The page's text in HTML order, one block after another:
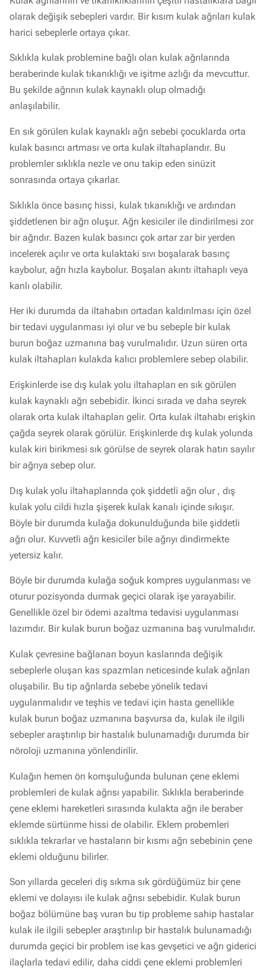
olarak değişik sebepleri vardır. Bir kısım kulak ağrıları kulak
harici sebeplerle ortaya çıkar.
Sıklıkla kulak problemine bağlı olan kulak ağrılarında
beraberinde kulak tıkanıklığı ve işitme azlığı da mevcuttur.
Bu şekilde ağrının kulak kaynaklı olup olmadığı
anlaşılabilir.
En sık görülen kulak kaynaklı ağrı sebebi çocuklarda orta
kulak basıncı artması ve orta kulak iltahaplarıdır. Bu
problemler sıklıkla nezle ve onu takip eden sinüzit
sonrasında ortaya çıkarlar.
Sıklıkla önce basınç hissi, kulak tıkanıklığı ve ardından
şiddetlenen bir ağrı oluşur. Ağrı kesiciler ile dindirilmesi zor
bir ağrıdır. Bazen kulak basıncı çok artar zar bir yerden
incelerek açılır ve orta kulaktaki sıvı boşalarak basınç
kaybolur, ağrı hızla kaybolur. Boşalan akıntı iltahaplı veya
kanlı olabilir.
Her iki durumda da iltahabın ortadan kaldırılması için özel
bir tedavi uygulanması iyi olur ve bu sebeple bir kulak
burun boğaz uzmanına baş vurulmalıdır. Uzun süren orta
kulak iltahapları kulakda kalıcı problemlere sebep olabilir.
Erişkinlerde ise dış kulak yolu iltahapları en sık görülen
kulak kaynaklı ağrı sebebidir. İkinci sırada ve daha seyrek
olarak orta kulak iltahapları gelir. Orta kulak iltahabı erişkin
çağda seyrek olarak görülür. Erişkinlerde dış kulak yolunda
kulak kiri birikmesi sık görülse de seyrek olarak hatırı sayılır
bir ağrıya sebep olur.
Dış kulak yolu iltahaplarında çok şiddetli ağrı olur , dış
kulak yolu cildi hızla şişerek kulak kanalı içinde sıkışır.
Böyle bir durumda kulağa dokunulduğunda bile şiddetli
ağrı olur. Kuvvetli ağrı kesiciler bile ağrıyı dindirmekte
yetersiz kalır.
Böyle bir durumda kulağa soğuk kompres uygulanması ve
oturur pozisyonda durmak geçici olarak işe yarayabilir.
Genellikle özel bir ödemi azaltma tedavisi uygulanması
lazımdır. Bir kulak burun boğaz uzmanına baş vurulmalıdır.
Kulak çevresine bağlanan boyun kaslarında değişik
sebeplerle oluşan kas spazmları neticesinde kulak ağrıları
oluşabilir. Bu tip ağrılarda sebebe yönelik tedavi
uygulanmalıdır ve teşhis ve tedavi için hasta genellikle
kulak burun boğaz uzmanına başvursa da, kulak ile ilgili
sebepler araştırılıp bir hastalık bulunamadığı durumda bir
nöroloji uzmanına yönlendirilir.
Kulağın hemen ön komşuluğunda bulunan çene eklemi
problemleri de kulak ağrısı yapabilir. Sıklıkla beraberinde
çene eklemi hareketleri sırasında kulakta ağrı ile beraber
eklemde sürtünme hissi de olabilir. Eklem probemleri
sıklıkla tekrarlar ve hastaların bir kısmı ağrı sebebinin çene
eklemi olduğunu bilirler.
Son yıllarda geceleri diş sıkma sık gördüğümüz bir çene
eklemi ve dolayısı ile kulak ağrısı sebebidir. Kulak burun
boğaz bölümüne baş vuran bu tip probleme sahip hastalar
kulak ile ilgili sebepler araştırılıp bir hastalık bulunamadığı
durumda geçici bir problem ise kas gevşetici ve ağrı giderici
ilaçlarla tedavi edilir, daha ciddi çene eklemi problemleri